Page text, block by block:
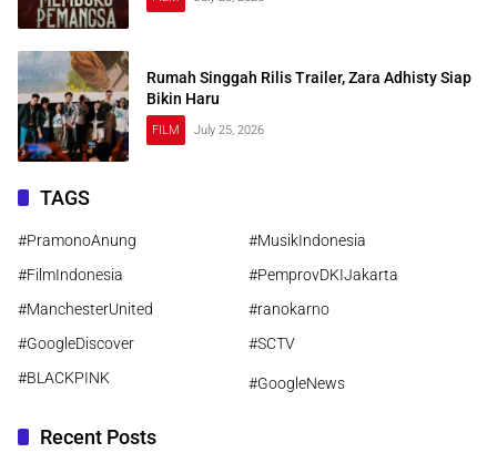
Rumah Singgah Rilis Trailer, Zara Adhisty Siap
Bikin Haru
FILM July 25, 2026
TAGS
#PramonoAnung
#MusikIndonesia
#FilmIndonesia
#PemprovDKIJakarta
#ManchesterUnited
#ranokarno
#GoogleDiscover
#SCTV
#BLACKPINK
#GoogleNews
Recent Posts